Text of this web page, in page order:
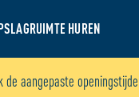
HUREN
aangepaste